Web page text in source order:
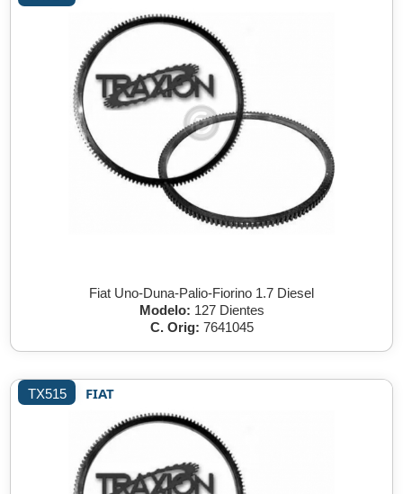
Fiat Uno-Duna-Palio-Fiorino 1.7 Diesel
Modelo: 127 Dientes
C. Orig: 7641045
TX515 FIAT